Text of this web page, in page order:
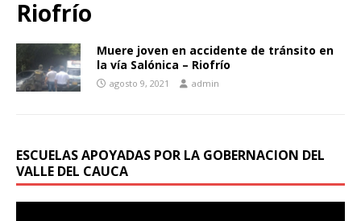
Riofrío
Muere joven en accidente de tránsito en
la vía Salónica – Riofrío
agosto 9, 2021 admin
ESCUELAS APOYADAS POR LA GOBERNACION DEL
VALLE DEL CAUCA